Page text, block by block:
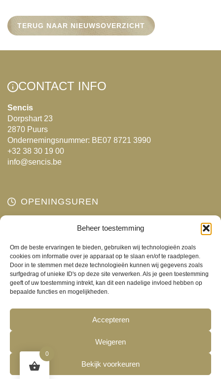
Beheer toestemming
Om de beste ervaringen te bieden, gebruiken wij technologieën zoals
cookies om informatie over je apparaat op te slaan en/of te raadplegen.
Door in te stemmen met deze technologieën kunnen wij gegevens zoals
surfgedrag of unieke ID's op deze site verwerken. Als je geen toestemming
geeft of uw toestemming intrekt, kan dit een nadelige invloed hebben op
bepaalde functies en mogelijkheden.
Accepteren
Weigeren
Bekijk voorkeuren
TERUG NAAR NIEUWSOVERZICHT
CONTACT INFO
Sencis
Dorpshart 23
2870 Puurs
Ondernemingsnummer: BE07 8721 3990
+32 38 30 19 00
info@sencis.be
OPENINGSUREN
Gesloten
Woensdag
10:00 - 18:00
Donderdag
10:00 - 18:00
Vrijdag
10:00 - 18:00
Zaterdag
10:00 - 17:00
Zondag
Gesloten
©2026Sencis Algemene voorwaarden
0